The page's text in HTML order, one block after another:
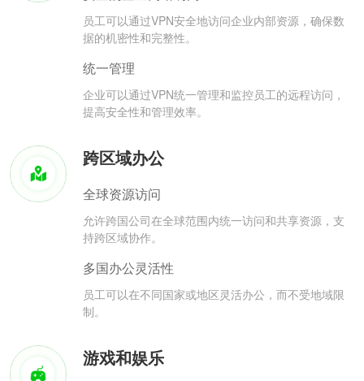
员工可以通过VPN安全地访问企业内部资源，确保数
据的机密性和完整性。
统一管理
企业可以通过VPN统一管理和监控员工的远程访问，
提高安全性和管理效率。
跨区域办公
全球资源访问
允许跨国公司在全球范围内统一访问和共享资源，支
持跨区域协作。
多国办公灵活性
员工可以在不同国家或地区灵活办公，而不受地域限
制。
游戏和娱乐